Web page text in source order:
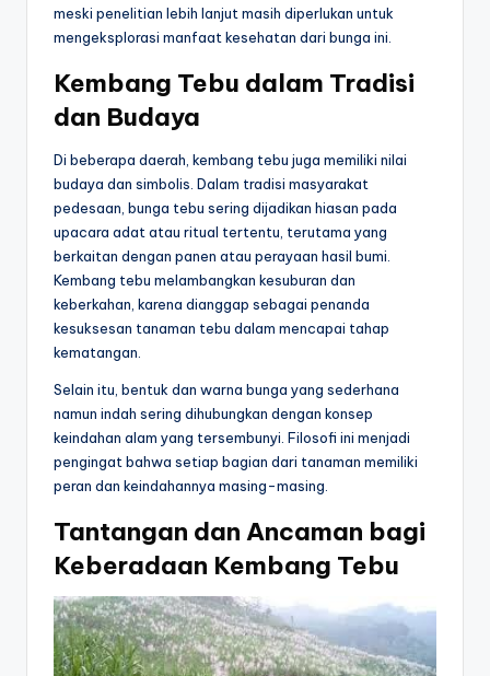
meski penelitian lebih lanjut masih diperlukan untuk
mengeksplorasi manfaat kesehatan dari bunga ini.
Kembang Tebu dalam Tradisi
dan Budaya
Di beberapa daerah, kembang tebu juga memiliki nilai
budaya dan simbolis. Dalam tradisi masyarakat
pedesaan, bunga tebu sering dijadikan hiasan pada
upacara adat atau ritual tertentu, terutama yang
berkaitan dengan panen atau perayaan hasil bumi.
Kembang tebu melambangkan kesuburan dan
keberkahan, karena dianggap sebagai penanda
kesuksesan tanaman tebu dalam mencapai tahap
kematangan.
Selain itu, bentuk dan warna bunga yang sederhana
namun indah sering dihubungkan dengan konsep
keindahan alam yang tersembunyi. Filosofi ini menjadi
pengingat bahwa setiap bagian dari tanaman memiliki
peran dan keindahannya masing-masing.
Tantangan dan Ancaman bagi
Keberadaan Kembang Tebu